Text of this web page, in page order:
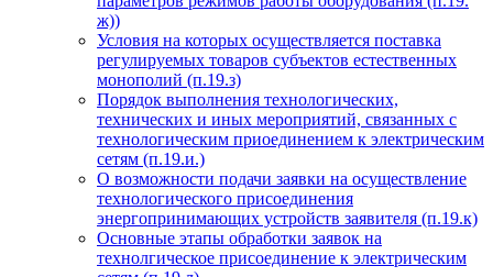
ж))
Условия на которых осуществляется поставка
регулируемых товаров субъектов естественных
монополий (п.19.з)
Порядок выполнения технологических,
технических и иных мероприятий, связанных с
технологическим приоединением к электрическим
сетям (п.19.и.)
О возможности подачи заявки на осуществление
технологического присоединения
энергопринимающих устройств заявителя (п.19.к)
Основные этапы обработки заявок на
технолгическое присоединение к электрическим